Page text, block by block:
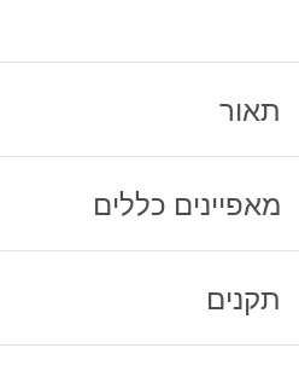
תאור
מאפיינים כללים
תקנים